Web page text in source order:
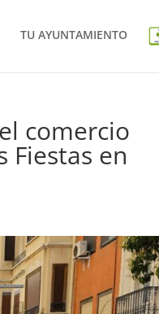
TU AYUNTAMIENTO
comercio
Fiestas en